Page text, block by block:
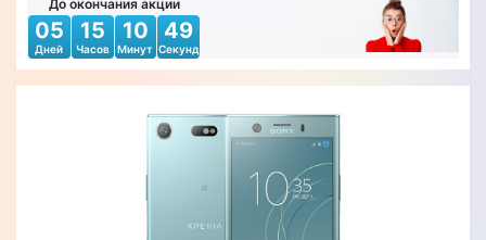
До окончания акции
05
Дней
15
Часов
10
Минут
47
Секунд